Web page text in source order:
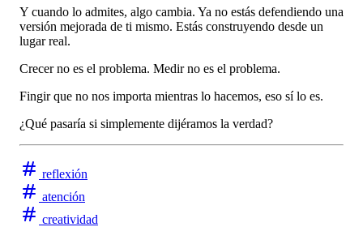
Y cuando lo admites, algo cambia. Ya no estás defendiendo una
versión mejorada de ti mismo. Estás construyendo desde un
lugar real.
Crecer no es el problema. Medir no es el problema.
Fingir que no nos importa mientras lo hacemos, eso sí lo es.
¿Qué pasaría si simplemente dijéramos la verdad?
reflexión
atención
creatividad